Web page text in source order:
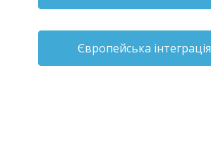
Європейська інтеграція